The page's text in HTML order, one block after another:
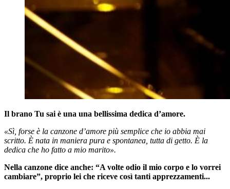
Il brano Tu sai è una una bellissima dedica d’amore.
«Sì, forse è la canzone d’amore più semplice che io abbia mai
scritto. È nata in maniera pura e spontanea, tutta di getto. È la
dedica che ho fatto a mio marito».
Nella canzone dice anche: “A volte odio il mio corpo e lo vorrei
cambiare”, proprio lei che riceve così tanti apprezzamenti...